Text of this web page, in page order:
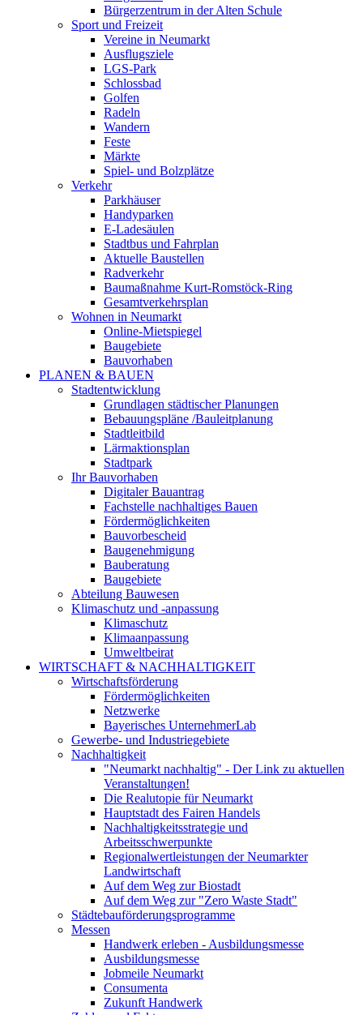
Bürgerzentrum in der Alten Schule
Sport und Freizeit
Vereine in Neumarkt
Ausflugsziele
LGS-Park
Schlossbad
Golfen
Radeln
Wandern
Feste
Märkte
Spiel- und Bolzplätze
Verkehr
Parkhäuser
Handyparken
E-Ladesäulen
Stadtbus und Fahrplan
Aktuelle Baustellen
Radverkehr
Baumaßnahme Kurt-Romstöck-Ring
Gesamtverkehrsplan
Wohnen in Neumarkt
Online-Mietspiegel
Baugebiete
Bauvorhaben
PLANEN & BAUEN
Stadtentwicklung
Grundlagen städtischer Planungen
Bebauungspläne /Bauleitplanung
Stadtleitbild
Lärmaktionsplan
Stadtpark
Ihr Bauvorhaben
Digitaler Bauantrag
Fachstelle nachhaltiges Bauen
Fördermöglichkeiten
Bauvorbescheid
Baugenehmigung
Bauberatung
Baugebiete
Abteilung Bauwesen
Klimaschutz und -anpassung
Klimaschutz
Klimaanpassung
Umweltbeirat
WIRTSCHAFT & NACHHALTIGKEIT
Wirtschaftsförderung
Fördermöglichkeiten
Netzwerke
Bayerisches UnternehmerLab
Gewerbe- und Industriegebiete
Nachhaltigkeit
"Neumarkt nachhaltig" - Der Link zu aktuellen
Veranstaltungen!
Die Realutopie für Neumarkt
Hauptstadt des Fairen Handels
Nachhaltigkeitsstrategie und
Arbeitsschwerpunkte
Regionalwertleistungen der Neumarkter
Landwirtschaft
Auf dem Weg zur Biostadt
Auf dem Weg zur "Zero Waste Stadt"
Städtebauförderungsprogramme
Messen
Handwerk erleben - Ausbildungsmesse
Ausbildungsmesse
Jobmeile Neumarkt
Consumenta
Zukunft Handwerk